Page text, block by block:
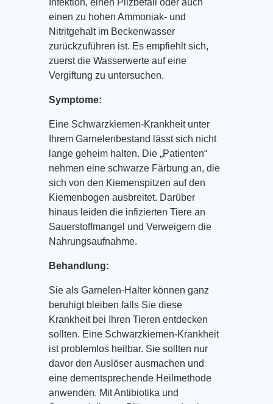
Infektion, einen Pilzbefall oder auch
einen zu hohen Ammoniak- und
Nitritgehalt im Beckenwasser
zurückzuführen ist. Es empfiehlt sich,
zuerst die Wasserwerte auf eine
Vergiftung zu untersuchen.
Symptome:
Eine Schwarzkiemen-Krankheit unter
Ihrem Garnelenbestand lässt sich nicht
lange geheim halten. Die „Patienten“
nehmen eine schwarze Färbung an, die
sich von den Kiemenspitzen auf den
Kiemenbogen ausbreitet. Darüber
hinaus leiden die infizierten Tiere an
Sauerstoffmangel und Verweigern die
Nahrungsaufnahme.
Behandlung:
Sie als Garnelen-Halter können ganz
beruhigt bleiben falls Sie diese
Krankheit bei Ihren Tieren entdecken
sollten. Eine Schwarzkiemen-Krankheit
ist problemlos heilbar. Sie sollten nur
davor den Auslöser ausmachen und
eine dementsprechende Heilmethode
anwenden. Mit Antibiotika und